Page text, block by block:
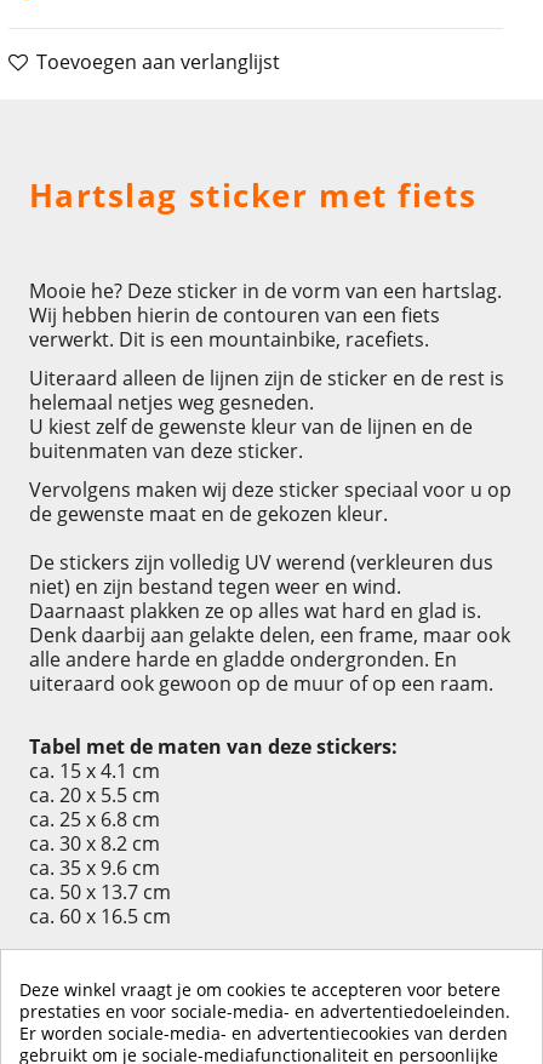
Toevoegen aan verlanglijst
Hartslag sticker met fiets
Mooie he? Deze sticker in de vorm van een hartslag.
Wij hebben hierin de contouren van een fiets
verwerkt. Dit is een mountainbike, racefiets.
Uiteraard alleen de lijnen zijn de sticker en de rest is
helemaal netjes weg gesneden.
U kiest zelf de gewenste kleur van de lijnen en de
buitenmaten van deze sticker.
Vervolgens maken wij deze sticker speciaal voor u op
de gewenste maat en de gekozen kleur.
De stickers zijn volledig UV werend (verkleuren dus
niet) en zijn bestand tegen weer en wind.
Daarnaast plakken ze op alles wat hard en glad is.
Denk daarbij aan gelakte delen, een frame, maar ook
alle andere harde en gladde ondergronden. En
uiteraard ook gewoon op de muur of op een raam.
Tabel met de maten van deze stickers:
ca. 15 x 4.1 cm
ca. 20 x 5.5 cm
ca. 25 x 6.8 cm
ca. 30 x 8.2 cm
ca. 35 x 9.6 cm
ca. 50 x 13.7 cm
ca. 60 x 16.5 cm
KLIK HIER OM EEN ​​RECENSIE ACHTER TE LATEN
Deze winkel vraagt je om cookies te accepteren voor betere
prestaties en voor sociale-media- en advertentiedoeleinden.
Er worden sociale-media- en advertentiecookies van derden
gebruikt om je sociale-mediafunctionaliteit en persoonlijke